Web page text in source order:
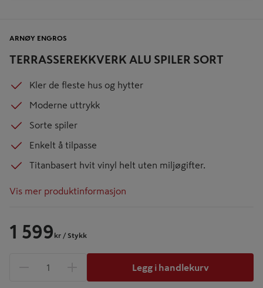
TERRASSEREKKVERK ALU SPILER SORT
ARNØY ENGROS
Kler de fleste hus og hytter
Moderne uttrykk
Sorte spiler
Enkelt å tilpasse
Titanbasert hvit vinyl helt uten miljøgifter.
Vis mer produktinformasjon
1 599 kr / Stykk
1 produkter
Legg i handlekurv